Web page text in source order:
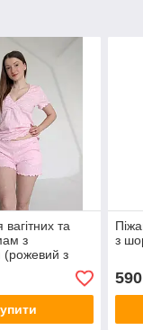
та
з
з
сердечками)
з
590